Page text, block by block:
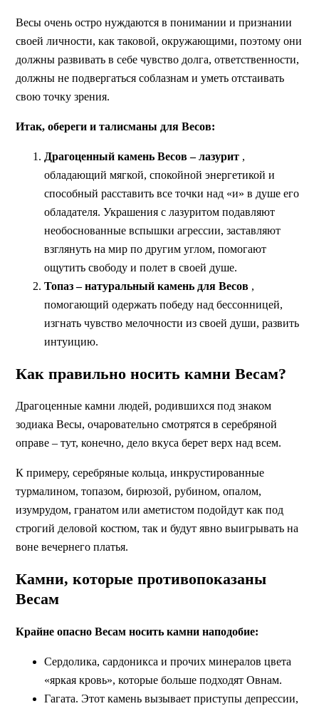
Весы очень остро нуждаются в понимании и признании
своей личности, как таковой, окружающими, поэтому они
должны развивать в себе чувство долга, ответственности,
должны не подвергаться соблазнам и уметь отстаивать
свою точку зрения.
Итак, обереги и талисманы для Весов:
Драгоценный камень Весов– лазурит ,
обладающий мягкой, спокойной энергетикой и
способный расставить все точки над «и» в душе его
обладателя. Украшения с лазуритом подавляют
необоснованные вспышки агрессии, заставляют
взглянуть на мир по другим углом, помогают
ощутить свободу и полет в своей душе.
Топаз –натуральный камень для Весов ,
помогающий одержать победу над бессонницей,
изгнать чувство мелочности из своей души, развить
интуицию.
Как правильно носить камни Весам?
Драгоценные камни людей, родившихся под знаком
зодиака Весы, очаровательно смотрятся в серебряной
оправе – тут, конечно, дело вкуса берет верх над всем.
К примеру, серебряные кольца, инкрустированные
турмалином, топазом, бирюзой, рубином, опалом,
изумрудом, гранатом или аметистом подойдут как под
строгий деловой костюм, так и будут явно выигрывать на
воне вечернего платья.
Камни, которые противопоказаны
Весам
Крайне опасно Весам носить камни наподобие:
Сердолика, сардоникса и прочих минералов цвета
«яркая кровь», которые больше подходят Овнам.
Гагата. Этот камень вызывает приступы депрессии,